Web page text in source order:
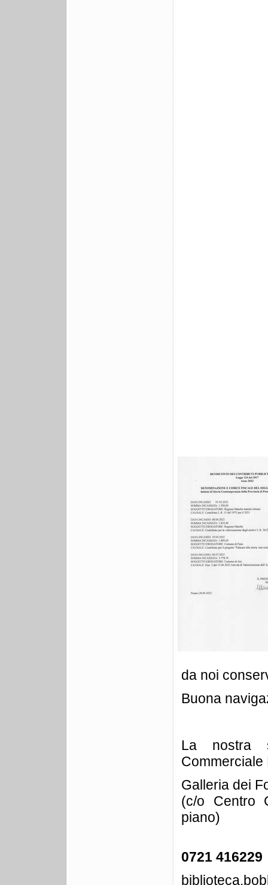
da noi
Buona
La nostra
Commerciale
Galleria dei
(c/o Centro
piano)
0721 416229